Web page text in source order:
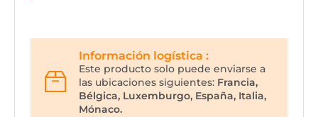
Información logística :
Este producto solo puede enviarse a
las ubicaciones siguientes: Francia,
Bélgica, Luxemburgo, España, Italia,
Mónaco.